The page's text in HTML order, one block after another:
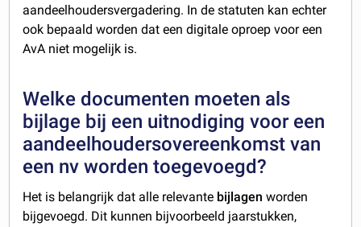
aandeelhoudersvergadering. In de statuten kan echter
ook bepaald worden dat een digitale oproep voor een
AvA niet mogelijk is.
Welke documenten moeten als
bijlage bij een uitnodiging voor een
aandeelhoudersovereenkomst van
een nv worden toegevoegd?
Het is belangrijk dat alle relevante bijlagenworden
bijgevoegd. Dit kunnen bijvoorbeeld jaarstukken,